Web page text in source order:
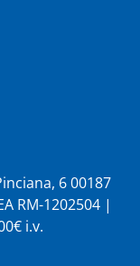
6 00187
RM-1202504 |
i.v.